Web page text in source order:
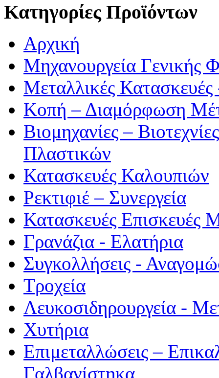
Κατηγορίες Προϊόντων
Αρχική
Μηχανουργεία Γενικής
Μεταλλικές
Κοπή – Διαμόρφωση
Βιομηχανίες –
Πλαστικών
Κατασκευές Καλουπιών
Ρεκτιφιέ – Συνεργεία
Κατασκευές Επισκευές
Γρανάζια - Ελατήρια
Συγκολλήσεις -
Τροχεία
Λευκοσιδηρουργεία -
Χυτήρια
Επιμεταλλώσεις –
Γαλβανίστηκα